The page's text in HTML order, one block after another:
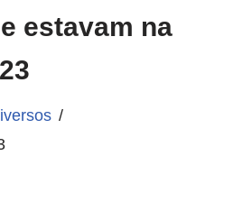
estavam na